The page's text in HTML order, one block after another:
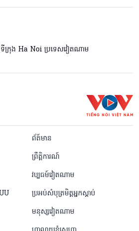
រុង Ha Noi ប្រទេសវៀតណាម
Khmer
ព័ត៍មាន
ព្រឹត្តិការណ៍
វប្បធម៍វៀតណាម
ប្រអប់សំបុត្រមិត្តអ្នកស្តាប់
មនុស្សវៀតណាម